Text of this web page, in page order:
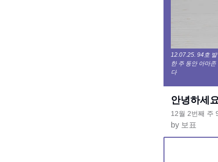
12.07.25. 94호
한 주 동안 아마
다
안녕하세
12월 2번째 주
by 보표